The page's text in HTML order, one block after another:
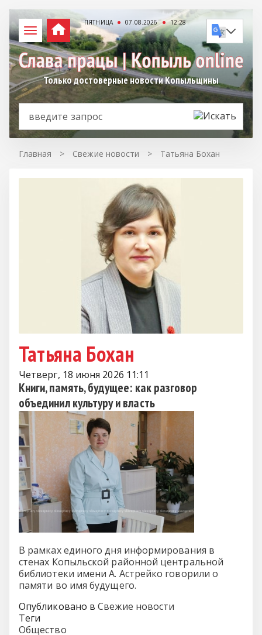
ПЯТНИЦА 07.08.2026 12:28
Только достоверные новости Копыльщины
Главная > Свежие новости > Татьяна Бохан
Татьяна Бохан
Четверг, 18 июня 2026 11:11
Книги, память, будущее: как разговор
объединил культуру и власть
В рамках единого дня информирования в
стенах Копыльской районной центральной
библиотеки имени А. Астрейко говорили о
памяти во имя будущего.
Опубликовано в Свежие новости
Теги
Общество